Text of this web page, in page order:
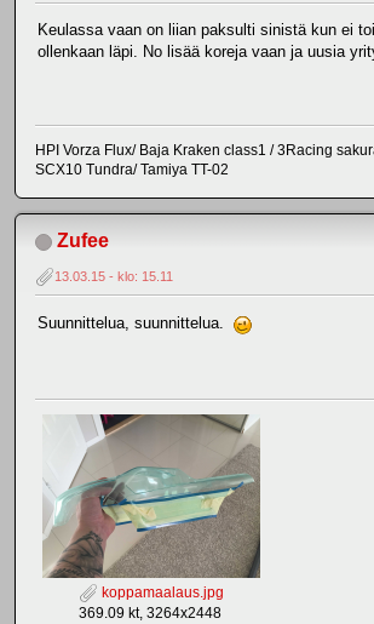
Keulassa vaan on liian paksulti sinistä kun ei
ollenkaan läpi. No lisää koreja vaan ja uusia
HPI Vorza Flux/ Baja Kraken class1 / 3Racing
SCX10 Tundra/ Tamiya TT-02
Zufee
13.03.15 - klo: 15.11
Suunnittelua, suunnittelua.
koppamaalaus.jpg
369.09 kt, 3264x2448